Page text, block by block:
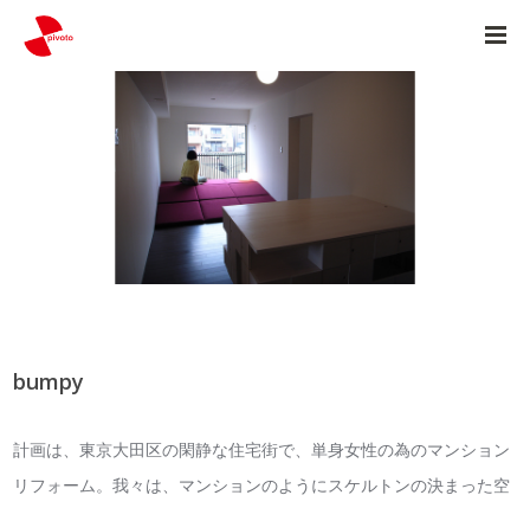
bumpy
計画は、東京大田区の閑静な住宅街で、単身女性の為のマンション
リフォーム。我々は、マンションのようにスケルトンの決まった空